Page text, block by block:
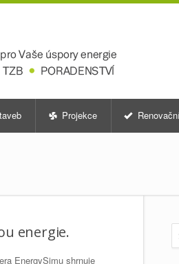
Projekce
energie.
EnergySimu shrnuje